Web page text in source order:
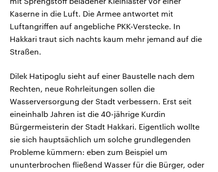
Kaserne in die Luft. Die Armee antwortet mit
Luftangriffen auf angebliche PKK-Verstecke. In
Hakkari traut sich nachts kaum mehr jemand auf die
Straßen.
Dilek Hatipoglu sieht auf einer Baustelle nach dem
Rechten, neue Rohrleitungen sollen die
Wasserversorgung der Stadt verbessern. Erst seit
eineinhalb Jahren ist die 40-jährige Kurdin
Bürgermeisterin der Stadt Hakkari. Eigentlich wollte
sie sich hauptsächlich um solche grundlegenden
Probleme kümmern: eben zum Beispiel um
ununterbrochen fließend Wasser für die Bürger, oder